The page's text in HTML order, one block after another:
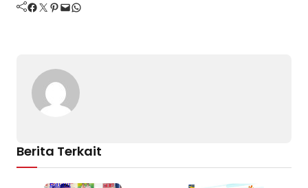
Facebook Twitter Pinterest Mail WhatsApp
Berita Terkait
Batam